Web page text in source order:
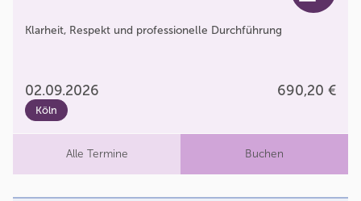
Klarheit, Respekt und professionelle Durchführung
02.09.2026 690,20 €
Köln
Alle Termine Buchen